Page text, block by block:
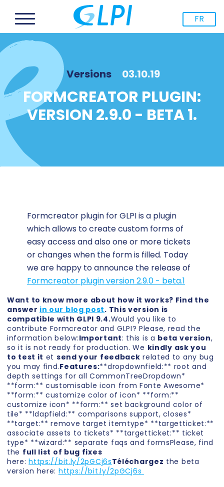
FR
Versions 03.10.19
FORMCREATOR PLUGIN:
VERSION 2.9.0 - BETA 1.
Formcreator plugin for GLPI is a plugin
which allows to create custom forms of
easy access and also one or more tickets
or changes when the form is filled. Today
we are happy to announce the release of
Formcreator plugin version 2.9.0 - beta.1
Want to know more about how it works? Find the
answer in our blog post. This version is
compatible with GLPI 9.4.Would you like to
contribute Formcreator and GLPI? Please, read the
information below:Important: this is a beta version,
so it is not ready for production. We kindly ask you
to test it et send your feedback related to any bug
you may find.Features:**dropdownfield:** root and
depth settings for all CommonTreeDropdown*
**form:** customisable icon from Fonte Awesome*
**form:** customize color of icon* **form:**
customize icon* **form:** set background color of
tile* **ldapfield:** comparisons support, closes*
**target:** remove target itemtype* **targetticket:**
associate assets to tickets* **targetticket:** ticket
type* **wizard:** separate faqs and formsPlease, find
the full list of bug fixes
here:https://bit.ly/2pGCj6sTéléchargez the beta
version here: https://bit.ly/2pGCj6s